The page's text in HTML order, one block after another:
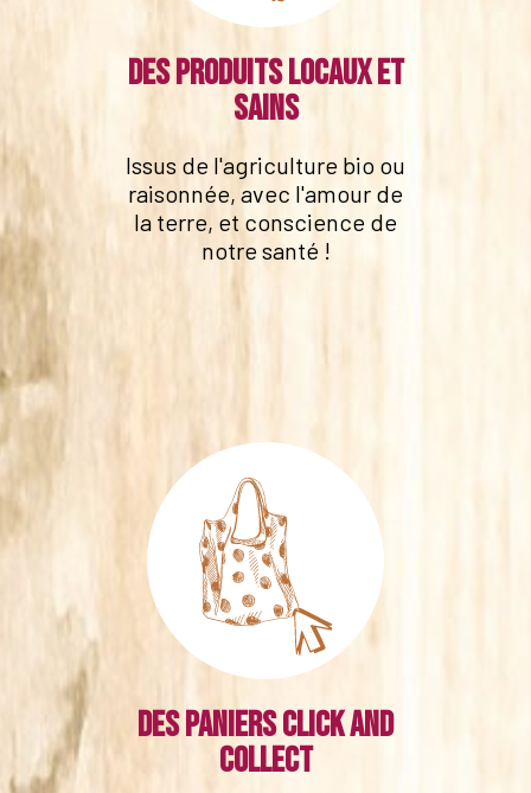
Des produits locaux et
sains
Issus de l'agriculture bio ou
raisonnée, avec l'amour de
la terre, et conscience de
notre santé !
Des paniers click and
collect